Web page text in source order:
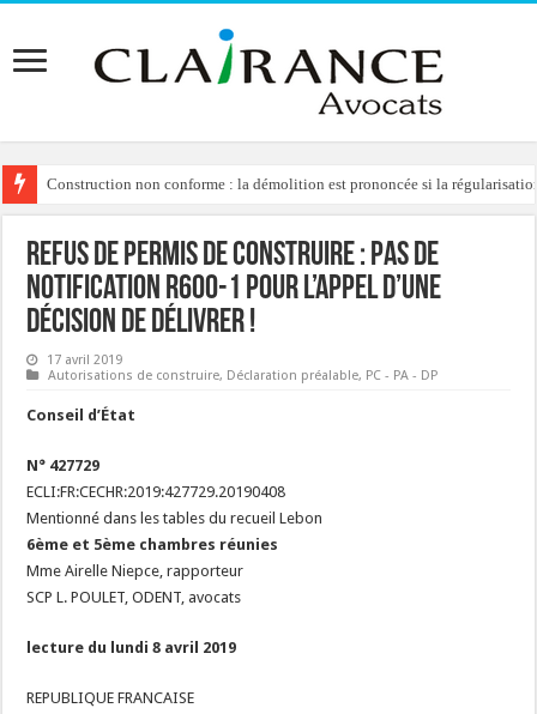
Construction non conforme : la démolition est prononcée si la
Refus de permis de construire : pas de
notification R600-1 pour l’appel d’une
décision de délivrer !
17 avril 2019
Autorisations de construire, Déclaration préalable, PC - PA - DP
Conseil d’État
N° 427729
ECLI:FR:CECHR:2019:427729.20190408
Mentionné dans les tables du recueil Lebon
6ème et 5ème chambres réunies
Mme Airelle Niepce, rapporteur
SCP L. POULET, ODENT, avocats
lecture du lundi 8 avril 2019
REPUBLIQUE FRANCAISE